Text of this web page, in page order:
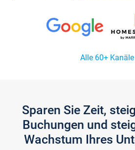
Alle 60+ Kanäle
Sparen Sie Zeit,
Buchungen und
Wachstum Ihres